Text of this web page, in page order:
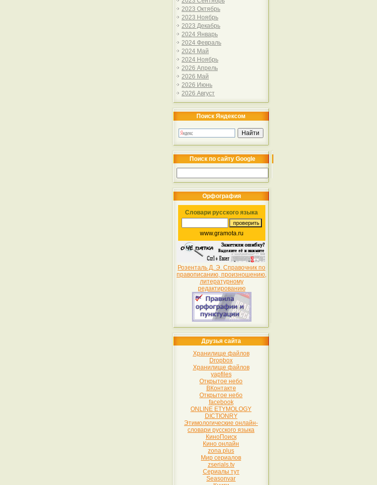
2023 Октябрь
2023 Ноябрь
2023 Декабрь
2024 Январь
2024 Февраль
2024 Май
2024 Ноябрь
2026 Апрель
2026 Май
2026 Июнь
2026 Август
Поиск Яндексом
Поиск по сайту Google
Орфография
Словари русского языка
www.gramota.ru
Розенталь Д. Э. Справочник по
правописанию, произношению,
литературному
редактированию
Друзья сайта
Хранилище файлов
Dropbox
Хранилище файлов
yapfiles
Открытое небо
ВКонтакте
Открытое небо
facebook
ONLINE ETYMOLOGY
DICTIONRY
Этимологические онлайн-
словари русского языка
КиноПоиск
Кино онлайн
zona.plus
Мир сериалов
zserials.tv
Сериалы тут
Seasonvar